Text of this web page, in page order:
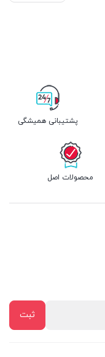
پشتیبانی همیشگی
محصولات اصل